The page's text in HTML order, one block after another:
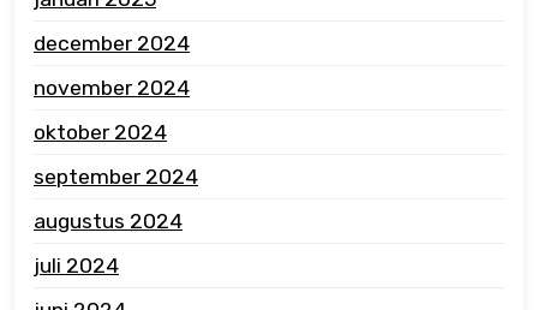
december 2024
november 2024
oktober 2024
september 2024
augustus 2024
juli 2024